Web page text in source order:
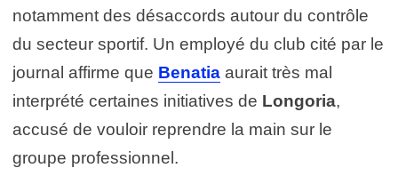
notamment des désaccords autour du contrôle
du secteur sportif. Un employé du club cité par le
journal affirme que Benatia aurait très mal
interprété certaines initiatives de Longoria,
accusé de vouloir reprendre la main sur le
groupe professionnel.